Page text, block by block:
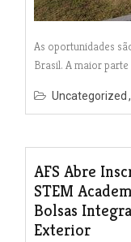
As oportunidades
Brasil. A maior parte
Uncategorized
AFS Abre
STEM
Bolsas
Exterior